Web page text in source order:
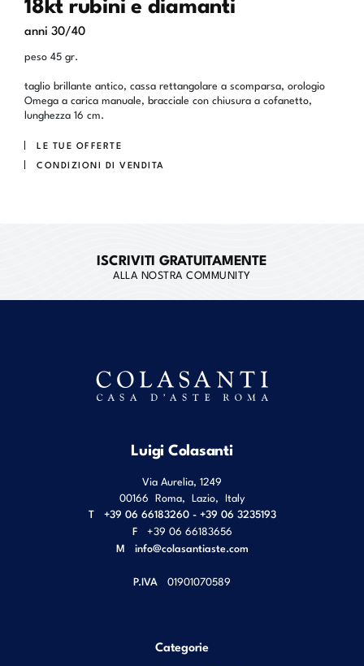
anni 30/40
peso 45 gr.
taglio brillante antico, cassa rettangolare a scomparsa, orologio
Omega a carica manuale, bracciale con chiusura a cofanetto,
lunghezza 16 cm.
LE TUE OFFERTE
CONDIZIONI DI VENDITA
ISCRIVITI GRATUITAMENTE
ALLA NOSTRA COMMUNITY
Luigi Colasanti
Via Aurelia, 1249
00166 Roma Lazio Italy
T
+39 06 66183260 - +39 06 3235193
F
+39 06 66183656
M info@colasantiaste.com
P.IVA 01901070589
Categorie